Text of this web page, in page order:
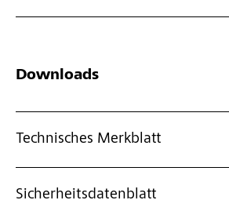
Downloads
Technisches Merkblatt
Sicherheitsdatenblatt